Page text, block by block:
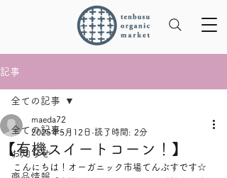
記事
全ての記事
お知らせ
全ての記事
【有機スイートコーン！】
maeda72
2025年5月12日 読了時間: 2分
こんにちは！オーガニック市場てんぶすです☆